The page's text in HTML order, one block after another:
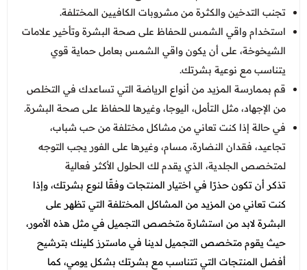
تجنب التدخين والكثرة من مشروبات الكافيين المختلفة.
استخدام واقي الشمس للحفاظ على صحة البشرة وتأخير علامات
الشيخوخة، على أن يكون واقي الشمس بعامل حماية قوي
يتناسب مع نوعية بشرتك.
قم بممارسة المزيد من أنواع الرياضة التي تساعدك في التخلص
من الإجهاد، مثل التأمل، اليوجا، وغيرها للحفاظ على صحة البشرة.
في حالة إذا كنت تعاني من مشاكل مختلفة من حب شباب،
تجاعيد، فقدان النضارة، مسام، وغيرها على الفور يجب التوجه
لمتخصص الجلدية، الذي يقدم لك الحلول الأكثر فعالية
تذكر أن تكون حذرًا في اختيار المنتجات وفقًا لنوع بشرتك، وإذا
كنت تعاني من المزيد من المشاكل المختلفة التي تظهر على
البشرة لابد من استشارة متخصص التجميل في مثل هذه الأمور،
حيث يقوم متخصص التجميل لدينا في ماسترز كلينك بترشيح
أفضل المنتجات التي تتناسب مع بشرتك بشكل يومي، كما